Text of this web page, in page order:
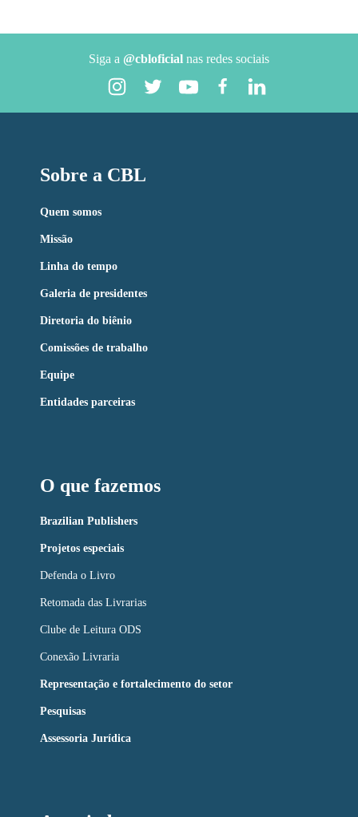
Siga a @cbloficial nas redes sociais
Sobre a CBL
Quem somos
Missão
Linha do tempo
Galeria de presidentes
Diretoria do biênio
Comissões de trabalho
Equipe
Entidades parceiras
O que fazemos
Brazilian Publishers
Projetos especiais
Defenda o Livro
Retomada das Livrarias
Clube de Leitura ODS
Conexão Livraria
Representação e fortalecimento do setor
Pesquisas
Assessoria Jurídica